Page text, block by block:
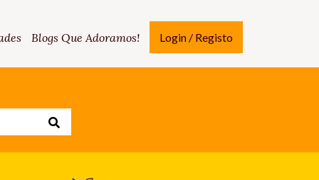
Blogs Que Adoramos! Login / Registo